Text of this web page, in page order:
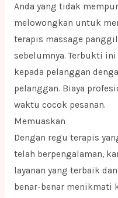
Anda yang tidak
melowongkan untuk
terapis massage
sebelumnya. Terbukti
kepada pelanggan
pelanggan. Biaya
waktu cocok pesanan.
Memuaskan
Dengan regu terapis
telah berpengalaman,
layanan yang terbaik
benar-benar menikmati